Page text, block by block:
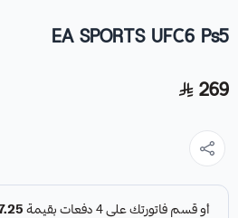
EA SPORTS UFC6 Ps5
269